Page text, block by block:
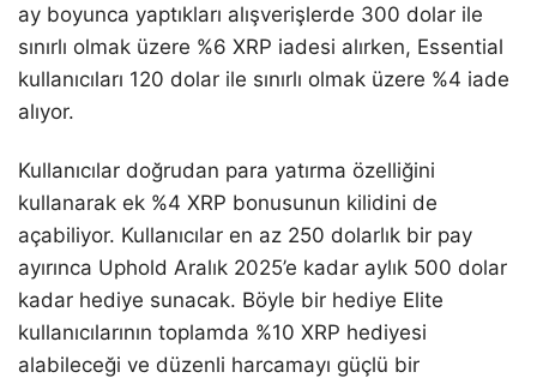
ay boyunca yaptıkları alışverişlerde 300 dolar ile
sınırlı olmak üzere %6 XRP iadesi alırken, Essential
kullanıcıları 120 dolar ile sınırlı olmak üzere %4 iade
alıyor.
Kullanıcılar doğrudan para yatırma özelliğini
kullanarak ek %4 XRP bonusunun kilidini de
açabiliyor. Kullanıcılar en az 250 dolarlık bir pay
ayırınca Uphold Aralık 2025’e kadar aylık 500 dolar
kadar hediye sunacak. Böyle bir hediye Elite
kullanıcılarının toplamda %10 XRP hediyesi
alabileceği ve düzenli harcamayı güçlü bir